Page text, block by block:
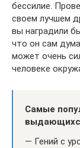
бессилие.
своем лучшем
вы наградили
что он сам
может очень
человеке
Самые
— Гений с